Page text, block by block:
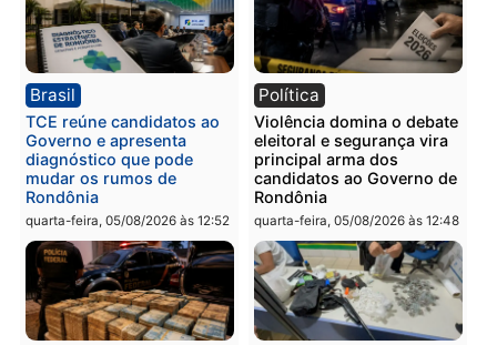
Polícia
Homem é preso com
drogas durante ação da
PM no Castanheira
quinta-feira, 06/08/2026 às 09:02
Polícia
Polícia Civil prende dois
homens por tortura,
tráfico e posse de arma
Itapuã
quinta-feira, 06/08/2026 às
Polícia Política